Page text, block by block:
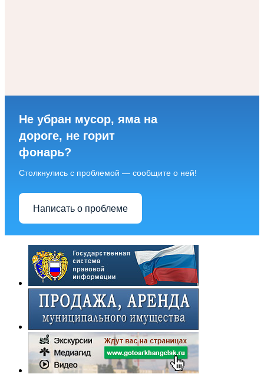
Не убран мусор, яма на
дороге, не горит
фонарь?
Столкнулись с проблемой — сообщите о ней!
Написать о проблеме